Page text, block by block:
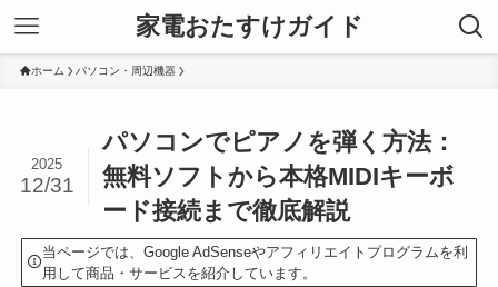
家電おたすけガイド
ホーム パソコン・周辺機器
パソコンでピアノを弾く方法：
無料ソフトから本格MIDIキーボ
ード接続まで徹底解説
2025
12/31
当ページでは、Google AdSenseやアフィリエイトプログラムを利
用して商品・サービスを紹介しています。